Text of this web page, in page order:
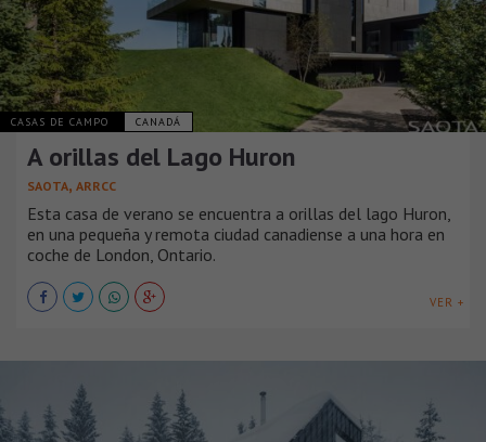
CASAS DE CAMPO CANADÁ
A orillas del Lago Huron
SAOTA, ARRCC
Esta casa de verano se encuentra a orillas del lago Huron,
en una pequeña y remota ciudad canadiense a una hora en
coche de London, Ontario.
VER +